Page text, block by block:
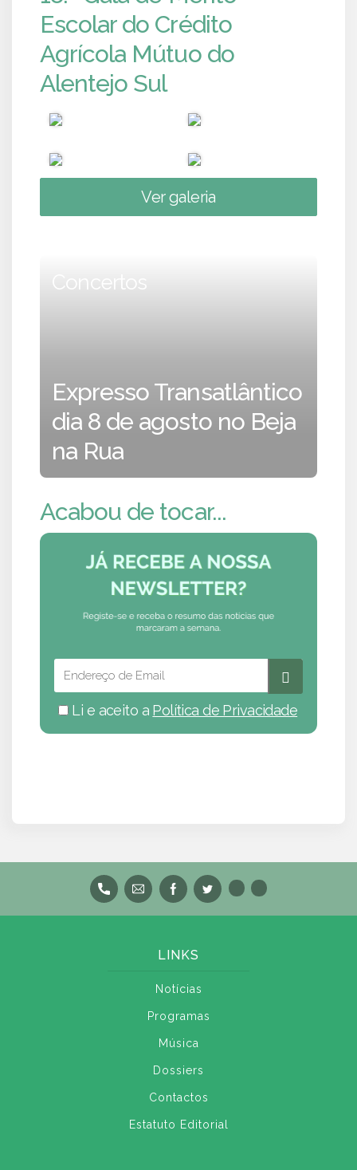
Escolar do Crédito
Agrícola Mútuo do
Alentejo Sul
Ver galeria
Concertos
Expresso Transatlântico
dia 8 de agosto no Beja
na Rua
Acabou de tocar...
Li e aceito a Política de Privacidade
LINKS
Notícias
Programas
Música
Dossiers
Contactos
Estatuto Editorial